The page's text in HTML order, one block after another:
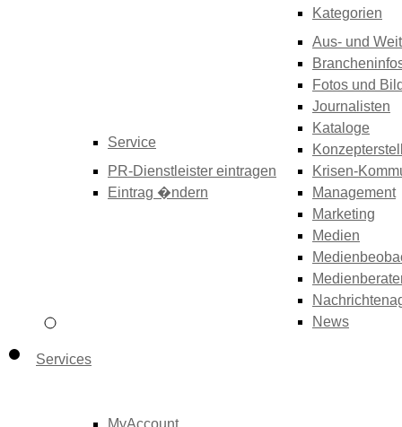
Service
PR-Dienstleister eintragen
Eintrag �ndern
Kategorien
Aus- und
Fotos und
Journalisten
Kataloge
Krisen-
Management
Marketing
Medien
News
Services
MyAccount